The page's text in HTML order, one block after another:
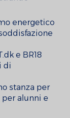
energetico
e BR18
di
stanza per
alunni e